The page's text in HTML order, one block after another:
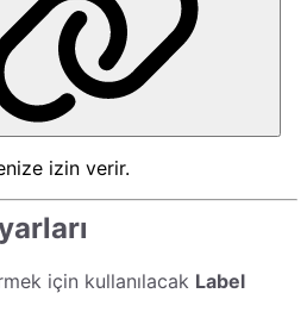
izin verir.
için kullanılacak Label